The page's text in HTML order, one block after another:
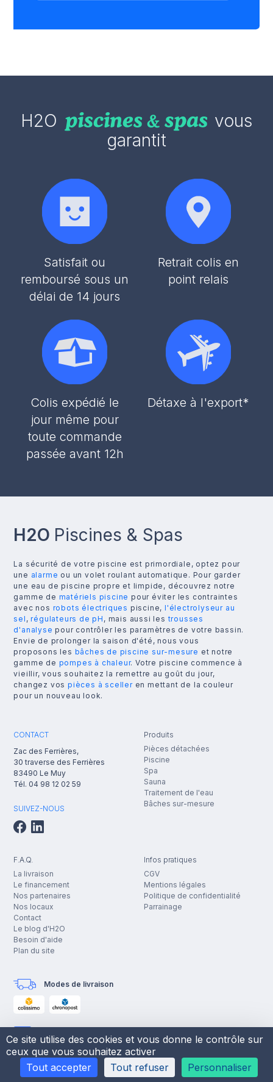
H2O
vous
garantit
Satisfait ou
remboursé sous un
délai de 14 jours
Retrait colis en
point relais
Colis expédié le
jour même pour
toute commande
passée avant 12h
Détaxe à l'export*
H2O Piscines & Spas
La sécurité de votre piscine est primordiale, optez pour
une alarme ou un volet roulant automatique. Pour garder
une eau de piscine propre et limpide, découvrez notre
gamme de matériels piscine pour éviter les contraintes
avec nos robots électriques piscine, l'électrolyseur au
sel ,régulateurs de pH , mais aussi lestrousses
d'analyse pour contrôler les paramètres de votre bassin.
Envie de prolonger la saison d'été, nous vous
proposons les bâches de piscine sur-mesure et notre
gamme de pompes à chaleur. Votre piscine commence à
vieillir, vous souhaitez la remettre au goût du jour,
changez vos pièces à scelleren mettant de la couleur
pour un nouveau look.
CONTACT
Zac des Ferrières,
30 traverse des Ferrières
83490 Le Muy
Tél. 04 98 12 02 59
SUIVEZ-NOUS
Produits
Pièces détachées
Piscine
Spa
Sauna
Traitement de l'eau
Bâches sur-mesure
F.A.Q.
La livraison
Le financement
Nos partenaires
Nos locaux
Contact
Le blog d'H2O
Besoin d'aide
Plan du site
Infos pratiques
CGV
Mentions légales
Politique de confidentialité
Parrainage
Modes de livraison
Ce site utilise des cookies et vous donne le contrôle sur
ceux que vous souhaitez activer
Tout accepter
Tout refuser Personnaliser